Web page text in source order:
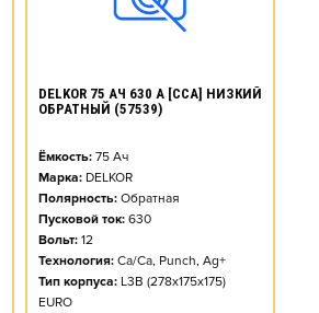
DELKOR 75 АЧ 630 А [CCA] НИЗКИЙ
ОБРАТНЫЙ (57539)
Ёмкость: 75Ач
Марка: DELKOR
Полярность: Обратная
Пусковой ток: 630
Вольт: 12
Технология: Ca/Ca, Punch, Ag+
Тип корпуса: L3B (278x175x175)
EURO